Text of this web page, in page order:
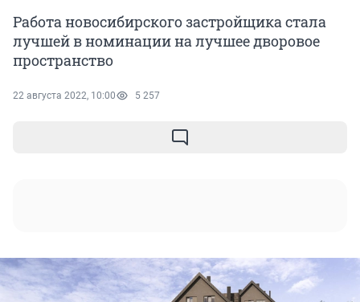
Работа новосибирского застройщика стала
лучшей в номинации на лучшее дворовое
пространство
22 августа 2022, 10:00 5 257